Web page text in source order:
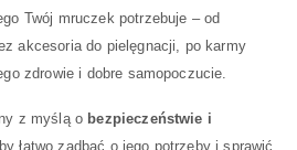
Twój mruczek potrzebuje – od
akcesoria do pielęgnacji, po karmy
zdrowie i dobre samopoczucie.
z myślą o bezpieczeństwie i
łatwo zadbać o jego potrzeby i sprawić